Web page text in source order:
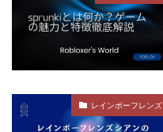
レインボーフレンズ